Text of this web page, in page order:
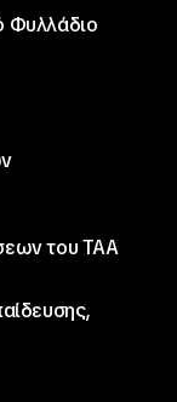
Φυλλάδιο
του ΤΑΑ